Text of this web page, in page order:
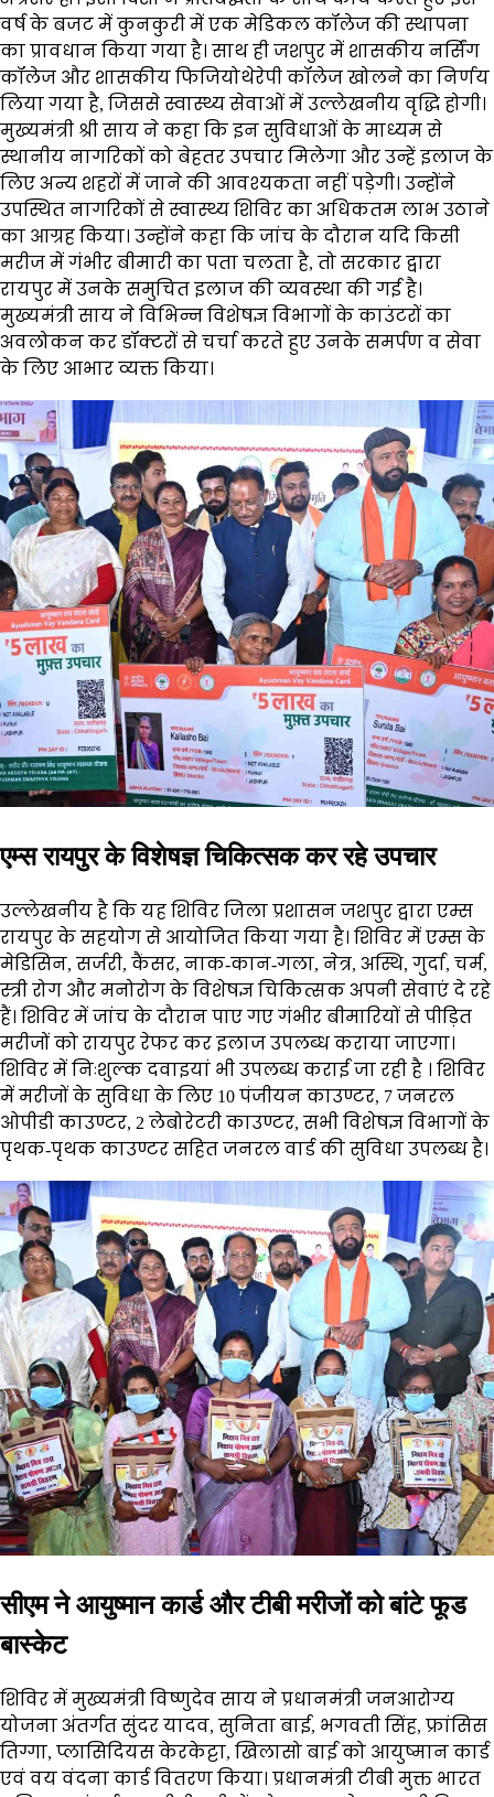
वर्ष के बजट में कुनकुरी में एक मेडिकल कॉलेज की स्थापना
का प्रावधान किया गया है। साथ ही जशपुर में शासकीय नर्सिंग
कॉलेज और शासकीय फिजियोथेरेपी कॉलेज खोलने का निर्णय
लिया गया है, जिससे स्वास्थ्य सेवाओं में उल्लेखनीय वृद्धि होगी।
मुख्यमंत्री श्री साय ने कहा कि इन सुविधाओं के माध्यम से
स्थानीय नागरिकों को बेहतर उपचार मिलेगा और उन्हें इलाज के
लिए अन्य शहरों में जाने की आवश्यकता नहीं पड़ेगी। उन्होंने
उपस्थित नागरिकों से स्वास्थ्य शिविर का अधिकतम लाभ उठाने
का आग्रह किया। उन्होंने कहा कि जांच के दौरान यदि किसी
मरीज में गंभीर बीमारी का पता चलता है, तो सरकार द्वारा
रायपुर में उनके समुचित इलाज की व्यवस्था की गई है।
मुख्यमंत्री साय ने विभिन्न विशेषज्ञ विभागों के काउंटरों का
अवलोकन कर डॉक्टरों से चर्चा करते हुए उनके समर्पण व सेवा
के लिए आभार व्यक्त किया।
एम्स रायपुर के विशेषज्ञ चिकित्सक कर रहे उपचार
उल्लेखनीय है कि यह शिविर जिला प्रशासन जशपुर द्वारा एम्स
रायपुर के सहयोग से आयोजित किया गया है। शिविर में एम्स के
मेडिसिन, सर्जरी, कैंसर, नाक-कान-गला, नेत्र, अस्थि, गुर्दा, चर्म,
स्त्री रोग और मनोरोग के विशेषज्ञ चिकित्सक अपनी सेवाएं दे रहे
हैं। शिविर में जांच के दौरान पाए गए गंभीर बीमारियों से पीड़ित
मरीजों को रायपुर रेफर कर इलाज उपलब्ध कराया जाएगा।
शिविर में निःशुल्क दवाइयां भी उपलब्ध कराई जा रही है । शिविर
में मरीजों के सुविधा के लिए 10 पंजीयन काउण्टर, 7 जनरल
ओपीडी काउण्टर, 2 लेबोरेटरी काउण्टर, सभी विशेषज्ञ विभागों के
पृथक-पृथक काउण्टर सहित जनरल वार्ड की सुविधा उपलब्ध है।
सीएम ने आयुष्मान कार्ड और टीबी मरीजों को बांटे फूड
बास्केट
शिविर में मुख्यमंत्री विष्णुदेव साय ने प्रधानमंत्री जनआरोग्य
योजना अंतर्गत सुंदर यादव, सुनिता बाई, भगवती सिंह, फ्रांसिस
तिग्गा, प्लासिदियस केरकेट्टा, खिलासो बाई को आयुष्मान कार्ड
एवं वय वंदना कार्ड वितरण किया। प्रधानमंत्री टीबी मुक्त भारत